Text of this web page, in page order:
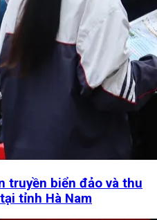
truyền biển đảo và thu
tỉnh Hà Nam